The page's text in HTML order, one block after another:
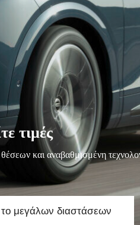
τιμές
και αναβαθμισμένη
το μεγάλων διαστάσεων